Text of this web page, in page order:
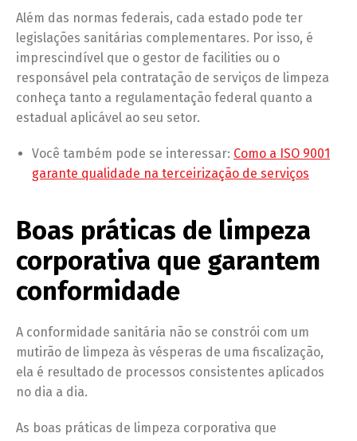
Além das normas federais, cada estado pode ter
legislações sanitárias complementares. Por isso, é
imprescindível que o gestor de facilities ou o
responsável pela contratação de serviços de limpeza
conheça tanto a regulamentação federal quanto a
estadual aplicável ao seu setor.
Você também pode se interessar: Como a ISO 9001
garante qualidade na terceirização de serviços
Boas práticas de limpeza
corporativa que garantem
conformidade
A conformidade sanitária não se constrói com um
mutirão de limpeza às vésperas de uma fiscalização,
ela é resultado de processos consistentes aplicados
no dia a dia.
As boas práticas de limpeza corporativa que